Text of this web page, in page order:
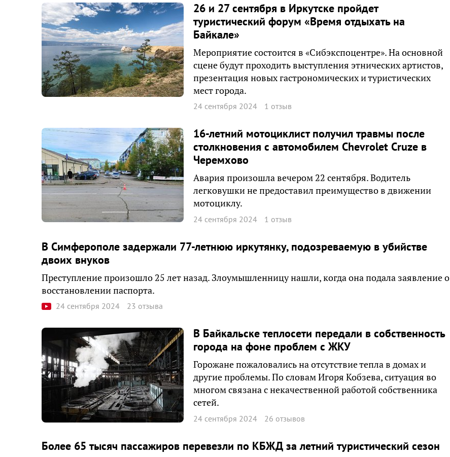
26 и 27 сентября в Иркутске пройдет
туристический форум «Время отдыхать на
Байкале»
Мероприятие состоится в «Сибэкспоцентре». На основной
сцене будут проходить выступления этнических артистов,
презентация новых гастрономических и туристических
мест города.
24 сентября 2024 1 отзыв
16-летний мотоциклист получил травмы после
столкновения с автомобилем Chevrolet Cruze в
Черемхово
Авария произошла вечером 22 сентября. Водитель
легковушки не предоставил преимущество в движении
мотоциклу.
24 сентября 2024 1 отзыв
В Симферополе задержали 77-летнюю иркутянку, подозреваемую в убийстве
двоих внуков
Преступление произошло 25 лет назад. Злоумышленницу нашли, когда она подала заявление о
восстановлении паспорта.
24 сентября 2024 23 отзыва
В Байкальске теплосети передали в собственность
города на фоне проблем с ЖКУ
Горожане пожаловались на отсутствие тепла в домах и
другие проблемы. По словам Игоря Кобзева, ситуация во
многом связана с некачественной работой собственника
сетей.
24 сентября 2024 26 отзывов
Более 65 тысяч пассажиров перевезли по КБЖД за летний туристический сезон